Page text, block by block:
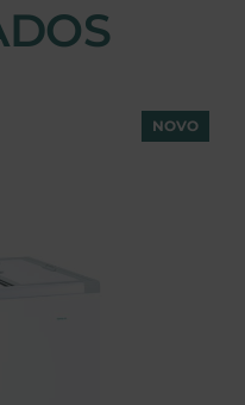
NOVO